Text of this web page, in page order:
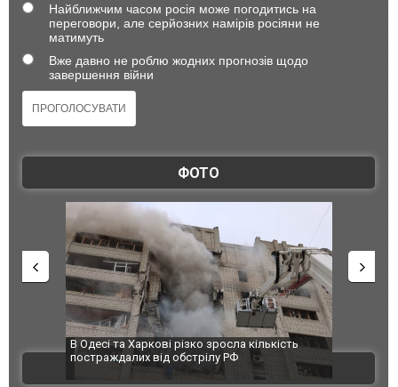
Найближчим часом росія може погодитись на
переговори, але серйозних намірів росіяни не
матимуть
Вже давно не роблю жодних прогнозів щодо
завершення війни
ФОТО
В Одесі та Харкові різко зросла кількість
постраждалих від обстрілу РФ
Ворог
двоє
після
ВІДЕО